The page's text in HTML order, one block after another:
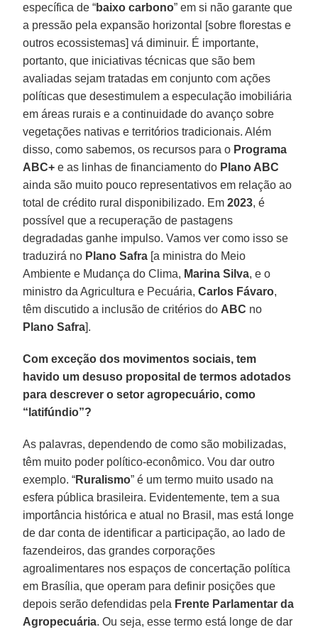
específica de “baixo carbono” em si não garante que
a pressão pela expansão horizontal [sobre florestas e
outros ecossistemas] vá diminuir. É importante,
portanto, que iniciativas técnicas que são bem
avaliadas sejam tratadas em conjunto com ações
políticas que desestimulem a especulação imobiliária
em áreas rurais e a continuidade do avanço sobre
vegetações nativas e territórios tradicionais. Além
disso, como sabemos, os recursos para o Programa
ABC+ e as linhas de financiamento do Plano ABC
ainda são muito pouco representativos em relação ao
total de crédito rural disponibilizado. Em2023, é
possível que a recuperação de pastagens
degradadas ganhe impulso. Vamos ver como isso se
traduzirá no Plano Safra [a ministra do Meio
Ambiente e Mudança do Clima, Marina Silva, e o
ministro da Agricultura e Pecuária,Carlos Fávaro,
têm discutido a inclusão de critérios do ABC no
Plano Safra].
Com exceção dos movimentos sociais, tem
havido um desuso proposital de termos adotados
para descrever o setor agropecuário, como
“latifúndio”?
As palavras, dependendo de como são mobilizadas,
têm muito poder político-econômico. Vou dar outro
exemplo. “Ruralismo” é um termo muito usado na
esfera pública brasileira. Evidentemente, tem a sua
importância histórica e atual no Brasil, mas está longe
de dar conta de identificar a participação, ao lado de
fazendeiros, das grandes corporações
agroalimentares nos espaços de concertação política
em Brasília, que operam para definir posições que
depois serão defendidas pela Frente Parlamentar da
Agropecuária. Ou seja, esse termo está longe de dar